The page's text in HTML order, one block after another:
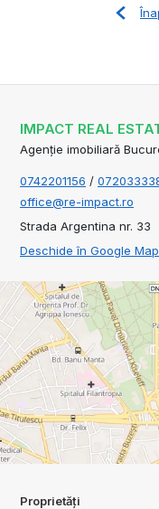
IMPACT REAL
Agenție imobiliară
0742201156 /
office@re-impact.ro
Strada Argentina nr. 33
Deschide în Google
Proprietăți